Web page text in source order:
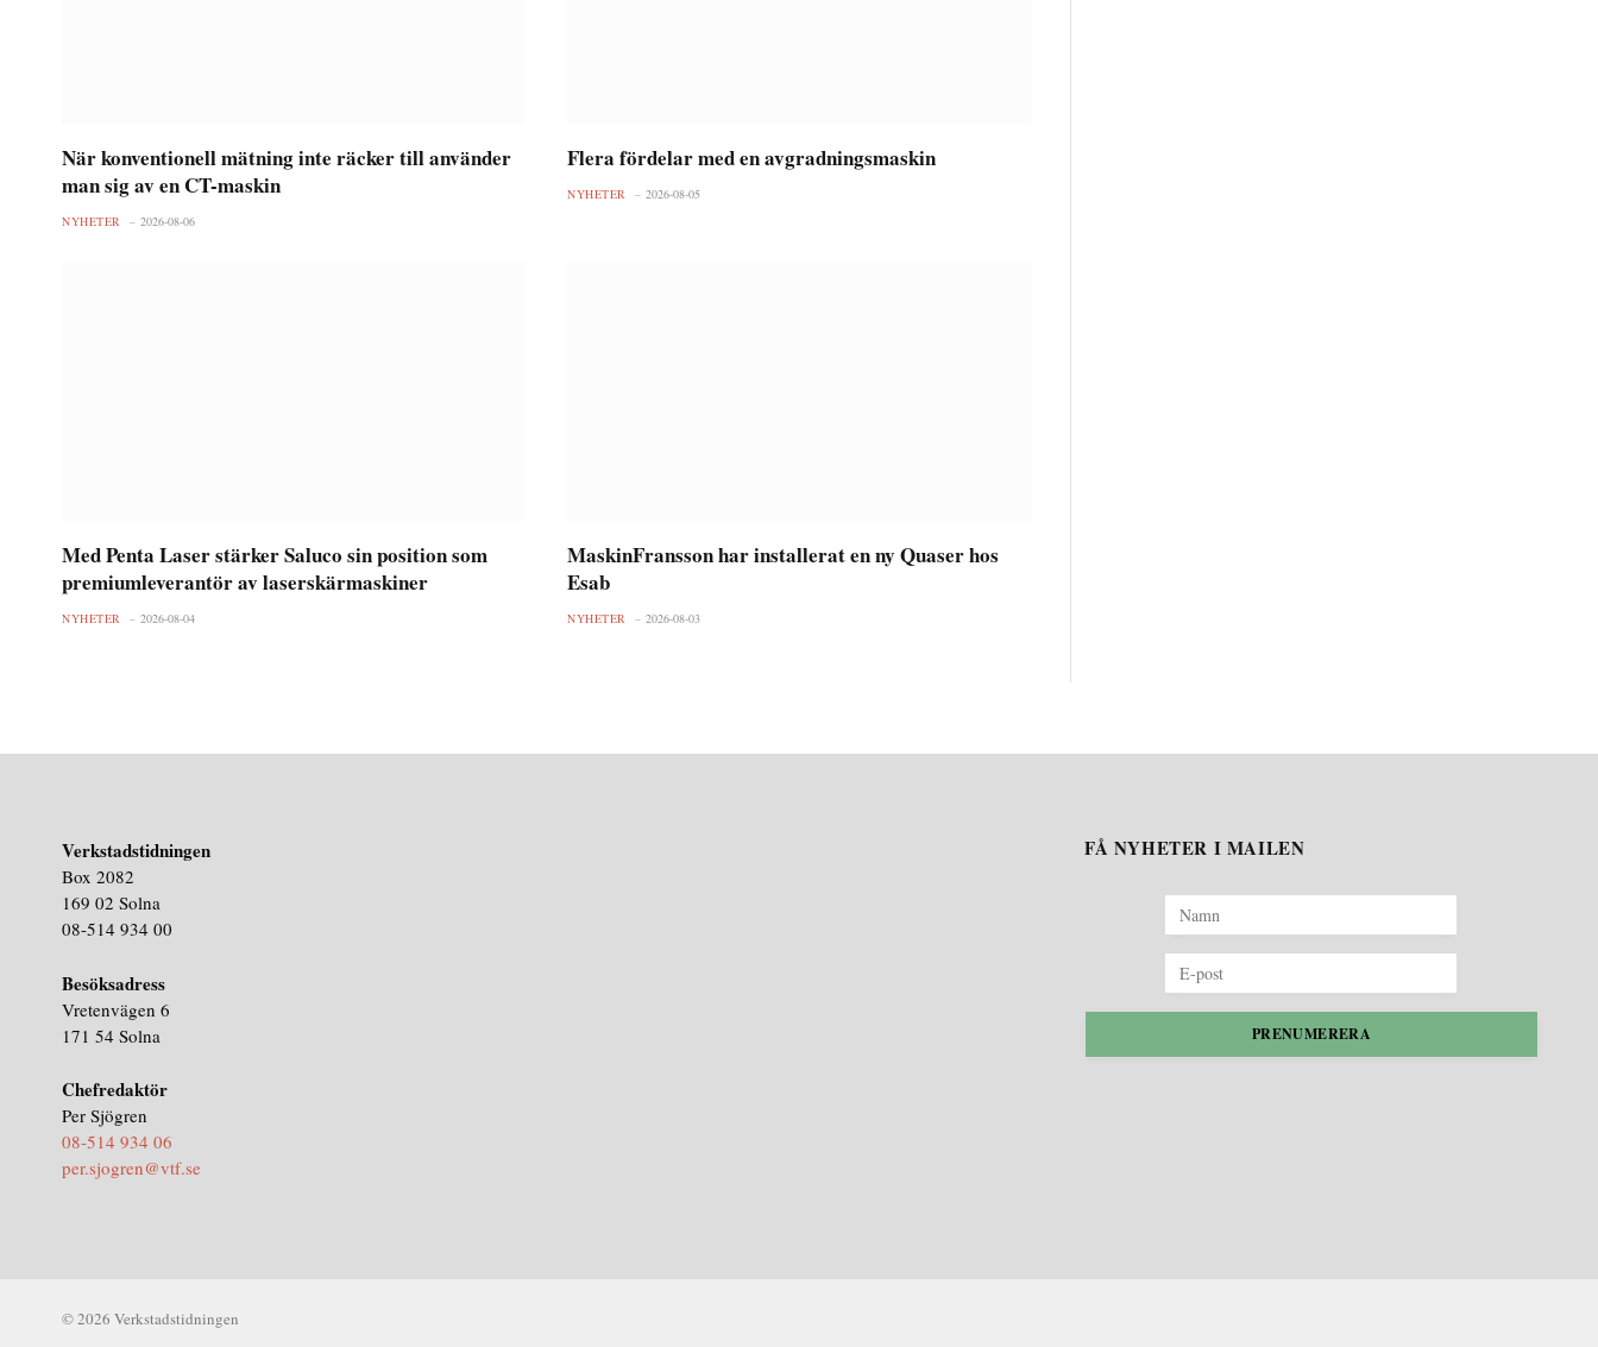
När konventionell mätning inte räcker till använder
man sig av en CT-maskin
NYHETER 2026-08-06
Flera fördelar med en avgradningsmaskin
NYHETER 2026-08-05
Med Penta Laser stärker Saluco sin position som
premiumleverantör av laserskärmaskiner
NYHETER 2026-08-04
MaskinFransson har installerat en ny Quaser hos
Esab
NYHETER 2026-08-03
Verkstadstidningen
Box 2082
169 02 Solna
08-514 934 00
Besöksadress
Vretenvägen 6
171 54 Solna
Chefredaktör
Per Sjögren
08-514 934 06
per.sjogren@vtf.se
FÅ NYHETER I MAILEN
PRENUMERERA
© 2026 Verkstadstidningen